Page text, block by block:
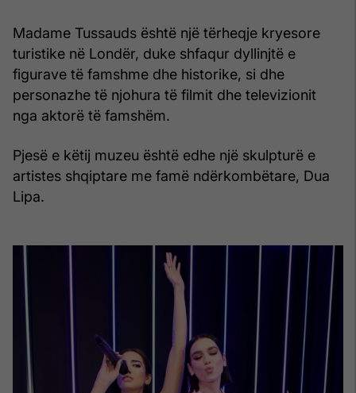
Madame Tussauds është një tërheqje kryesore
turistike në Londër, duke shfaqur dyllinjtë e
figurave të famshme dhe historike, si dhe
personazhe të njohura të filmit dhe televizionit
nga aktorë të famshëm.
Pjesë e këtij muzeu është edhe një skulpturë e
artistes shqiptare me famë ndërkombëtare, Dua
Lipa.